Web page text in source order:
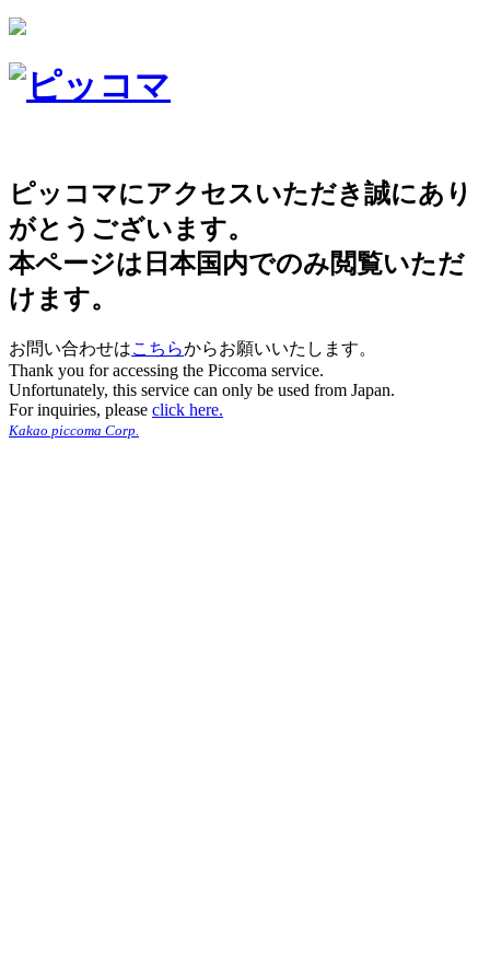
ピッコマにアクセスいただき誠にあり
がとうございます。
本ページは日本国内でのみ閲覧いただ
けます。
お問い合わせはこちらからお願いいたします。
Thank you for accessing the Piccoma service.
Unfortunately, this service can only be used from Japan.
For inquiries, please click here.
Kakao piccoma Corp.